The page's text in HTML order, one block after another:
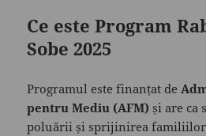
Ce este Program
Sobe 2025
Programul este finanțat de
pentru Mediu (AFM) și are ca
poluării și sprijinirea